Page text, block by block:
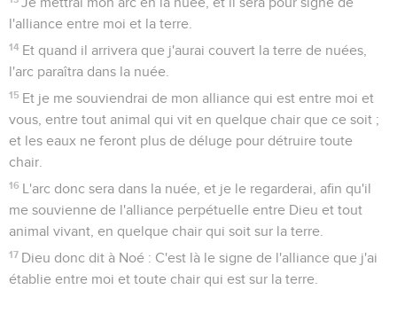
l'alliance entre moi et la terre.
14 Et quand il arrivera que j'aurai couvert la terre de nuées,
l'arc paraîtra dans la nuée.
15 Et je me souviendrai de mon alliance qui est entre moi et
vous, entre tout animal qui vit en quelque chair que ce soit ;
et les eaux ne feront plus de déluge pour détruire toute
chair.
16 L'arc donc sera dans la nuée, et je le regarderai, afin qu'il
me souvienne de l'alliance perpétuelle entre Dieu et tout
animal vivant, en quelque chair qui soit sur la terre.
17 Dieu donc dit à Noé : C'est là le signe de l'alliance que j'ai
établie entre moi et toute chair qui est sur la terre.